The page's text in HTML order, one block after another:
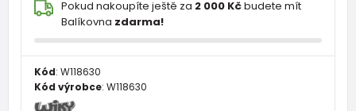
Pokud nakoupíte ještě za 2 000 Kčbudete mít
Balíkovna zdarma!
Kód: W118630
Kód výrobce: W118630